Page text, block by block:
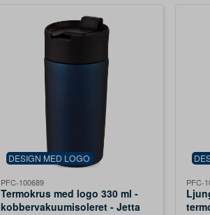
DESIGN MED LOGO
PFC-100689
Termokrus med logo 330 ml -
kobbervakuumisoleret - Jetta
PFC-